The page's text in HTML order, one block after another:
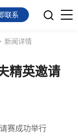
联系
新闻详情
精英邀请
赛成功举行